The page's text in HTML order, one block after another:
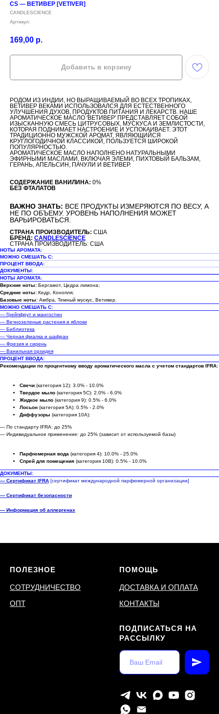
CS — ВЕТИВЕР [VETIVER]
CANDLESCIENCE
Артикул:
169,00 р.
Добавить в корзину
РОДОМ ИЗ ИНДИИ, НО ВЫРАЩИВАЕМЫЙ ВО ВСЕХ ТРОПИКАХ,
ВЕТИВЕР ВЕКАМИ ИСПОЛЬЗОВАЛСЯ ДЛЯ ЕСТЕСТВЕННОГО
УЛУЧШЕНИЯ ДУХОВ, ПРОДУКТОВ ПИТАНИЯ И ЛЕКАРСТВ. НАШЕ
АРОМАТИЧЕСКОЕ МАСЛО 'ВЕТИВЕР' ПРЕДСТАВЛЯЕТ СОБОЙ
ИЗЫСКАННУЮ СМЕСЬ ЦИТРУСОВЫХ, МУСКУСА И ЗЕМЛИСТОСТИ,
КОТОРАЯ ПОДНИМАЕТ НАСТРОЕНИЕ И УСПОКАИВАЕТ. ЭТОТ
ТРАДИЦИОННО МУЖСКОЙ АРОМАТ, ЯВЛЯЮЩИЙСЯ
КРУГЛОГОДИЧНОЙ КЛАССИКОЙ, ПОЛЬЗУЕТСЯ ШИРОКОЙ
ПОПУЛЯРНОСТЬЮ.
АРОМАТИЧЕСКОЕ МАСЛО НАПОЛНЕНО НАТУРАЛЬНЫМИ
ЭФИРНЫМИ МАСЛАМИ, ВКЛЮЧАЯ ЭЛЕМИ, ПИХТОВЫЙ БАЛЬЗАМ,
ГЕРАНЬ, АПЕЛЬСИН, ПАЧУЛИ И ВЕТИВЕР.
СОДЕРЖАНИЕ ВАНИЛИНА: 0%
БЕЗ ФТАЛАТОВ
ВАЖНО ЗНАТЬ: ВСЕ ПРОДУКТЫ ИЗМЕРЯЮТСЯ ПО ВЕСУ, А
НЕ ПО ОБЪЕМУ. УРОВЕНЬ НАПОЛНЕНИЯ МОЖЕТ
ВАРЬИРОВАТЬСЯ.
СТРАНА ПРОИЗВОДИТЕЛЬ: США
БРЕНД: CANDLESCIENCE
СТРАНА ПРОИЗВОДИТЕЛЬ: США
НОТЫ АРОМАТА:
МОЖНО СМЕШАТЬ С:
ПРОЦЕНТ ВВОДА:
ДОКУМЕНТЫ:
НОТЫ АРОМАТА:
Верхние ноты: Бергамот, Цедра лимона;
Средние ноты: Кедр, Конопля;
Базовые ноты: Амбра, Темный мускус, Ветивер.
МОЖНО СМЕШАТЬ С:
— Грейпфрут и мангостин
— Вечнозеленые растения и яблоки
— Библиотека
— Черная фиалка и шафран
— Фрезия и сирень
— Ванильная орхидея
ПРОЦЕНТ ВВОДА:
Рекомендации по процентному вводу ароматического масла с учетом стандартов IFRA:
Свечи (категория 12): 3.0% - 10.0%
Твердое мыло (категория 5C): 2.0% - 6.0%
Жидкое мыло (категория 9): 0.5% - 6.0%
Лосьон (категория 5A): 0.5% - 2.0%
Диффузоры (категория 10A):
— По стандарту IFRA: до 25%
— Индивидуальное применение: до 25% (зависит от используемой базы)
Парфюмерная вода (категория 4): 10.0% - 25.0%
Спрей для помещения (категория 10B): 0.5% - 10.0%
ДОКУМЕНТЫ:
— Сертификат IFRA [сертификат международной парфюмерной организации]
— Сертификат безопасности
— Информация об аллергенах
ПОЛЕЗНОЕ
СОТРУДНИЧЕСТВО
ОПТ
ПОМОЩЬ
ДОСТАВКА И ОПЛАТА
КОНТАКТЫ
ПОДПИСАТЬСЯ НА
РАССЫЛКУ